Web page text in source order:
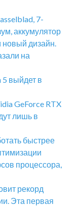
7-
аккумулятор
новый дизайн.
на
5 выйдет в
GeForce RTX
лишь в
быстрее
процессора,
рекорд
Эта первая